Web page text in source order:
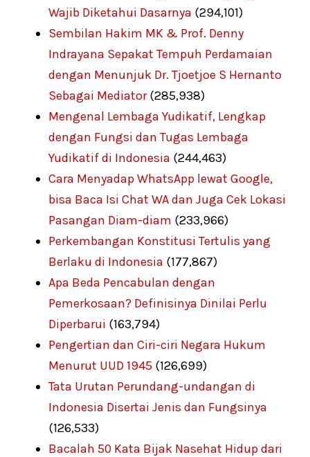
Wajib Diketahui Dasarnya (294,101)
Sembilan Hakim MK & Prof. Denny
Indrayana Sepakat Tempuh Perdamaian
dengan Menunjuk Dr. Tjoetjoe S Hernanto
Sebagai Mediator (285,938)
Mengenal Lembaga Yudikatif, Lengkap
dengan Fungsi dan Tugas Lembaga
Yudikatif di Indonesia (244,463)
Cara Menyadap WhatsApp lewat Google,
bisa Baca Isi Chat WA dan Juga Cek Lokasi
Pasangan Diam-diam (233,966)
Perkembangan Konstitusi Tertulis yang
Berlaku di Indonesia (177,867)
Apa Beda Pencabulan dengan
Pemerkosaan? Definisinya Dinilai Perlu
Diperbarui (163,794)
Pengertian dan Ciri-ciri Negara Hukum
Menurut UUD 1945 (126,699)
Tata Urutan Perundang-undangan di
Indonesia Disertai Jenis dan Fungsinya
(126,533)
Bacalah 50 Kata Bijak Nasehat Hidup dari